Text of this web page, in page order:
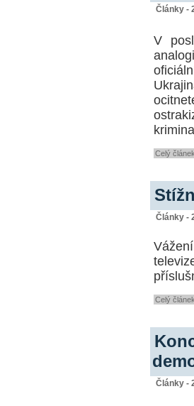
Články -
V
Celý
Články -
Celý
Články -